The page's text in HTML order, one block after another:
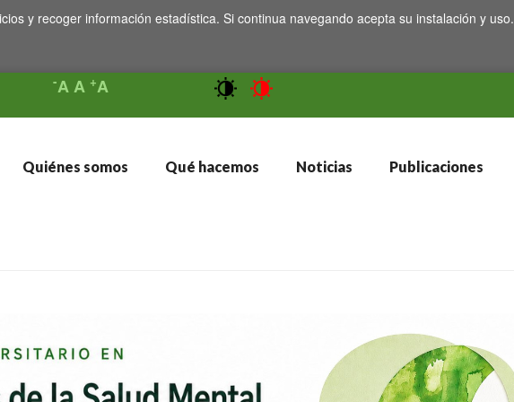
y recoger información estadística. Si continua navegando acepta su instalación y uso.
-AA +A
Quiénes somos Qué hacemos Noticias Publicaciones